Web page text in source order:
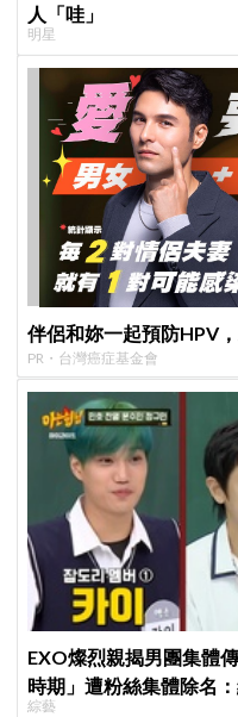
人「哇」
明星
伴侶和妳一起預防HPV
PR・台灣癌症基金會
EXO燦烈親揭男團集體
時期」遭粉絲集體除名
綜藝